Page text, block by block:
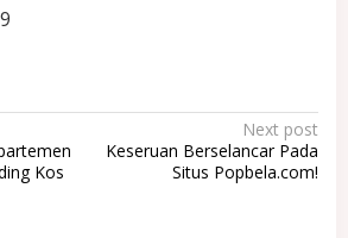
Kos
Next post
Keseruan Berselancar Pada
Situs Popbela.com!